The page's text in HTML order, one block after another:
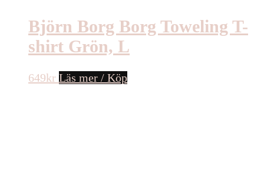
Björn Borg Borg Toweling T-
shirt Grön, L
649kr Läs mer / Köp